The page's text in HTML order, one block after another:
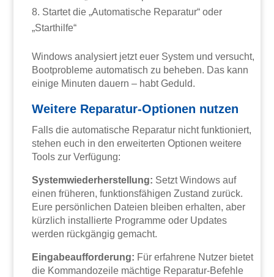
Startet die „Automatische Reparatur“ oder
„Starthilfe“
Windows analysiert jetzt euer System und versucht,
Bootprobleme automatisch zu beheben. Das kann
einige Minuten dauern – habt Geduld.
Weitere Reparatur-Optionen nutzen
Falls die automatische Reparatur nicht funktioniert,
stehen euch in den erweiterten Optionen weitere
Tools zur Verfügung:
Systemwiederherstellung: Setzt Windows auf
einen früheren, funktionsfähigen Zustand zurück.
Eure persönlichen Dateien bleiben erhalten, aber
kürzlich installierte Programme oder Updates
werden rückgängig gemacht.
Eingabeaufforderung: Für erfahrene Nutzer bietet
die Kommandozeile mächtige Reparatur-Befehle